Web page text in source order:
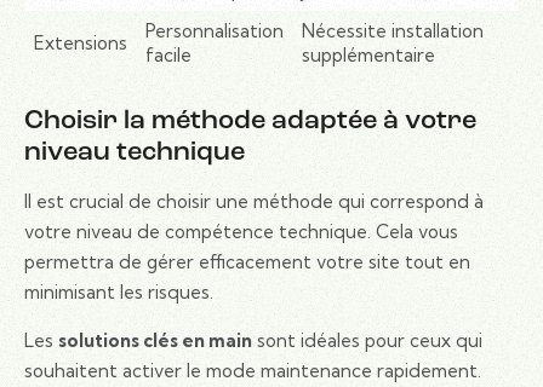
Extensions
Personnalisation
facile
Nécessite installation
supplémentaire
Choisir la méthode adaptée à votre
niveau technique
Il est crucial de choisir une méthode qui correspond à
votre niveau de compétence technique. Cela vous
permettra de gérer efficacement votre site tout en
minimisant les risques.
Les solutions clés en main sont idéales pour ceux qui
souhaitent activer le mode maintenance rapidement.